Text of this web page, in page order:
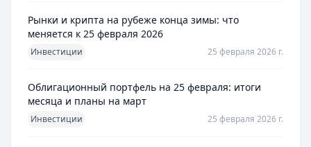
Рынки и крипта на рубеже конца зимы: что
меняется к 25 февраля 2026
Инвестиции 25 февраля 2026 г.
Облигационный портфель на 25 февраля: итоги
месяца и планы на март
Инвестиции 25 февраля 2026 г.